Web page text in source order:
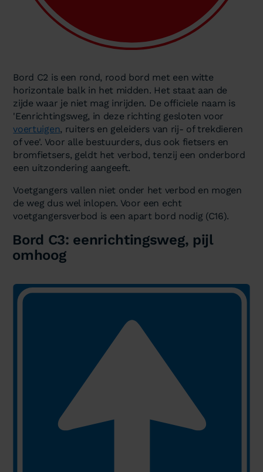
Bord C2 is een rond, rood bord met een witte
horizontale balk in het midden. Het staat aan de
zijde waar je niet mag inrijden. De officiele naam is
'Eenrichtingsweg, in deze richting gesloten voor
voertuigen, ruiters en geleiders van rij- of trekdieren
of vee'. Voor alle bestuurders, dus ook fietsers en
bromfietsers, geldt het verbod, tenzij een onderbord
een uitzondering aangeeft.
Voetgangers vallen niet onder het verbod en mogen
de weg dus wel inlopen. Voor een echt
voetgangersverbod is een apart bord nodig (C16).
Bord C3: eenrichtingsweg, pijl
omhoog